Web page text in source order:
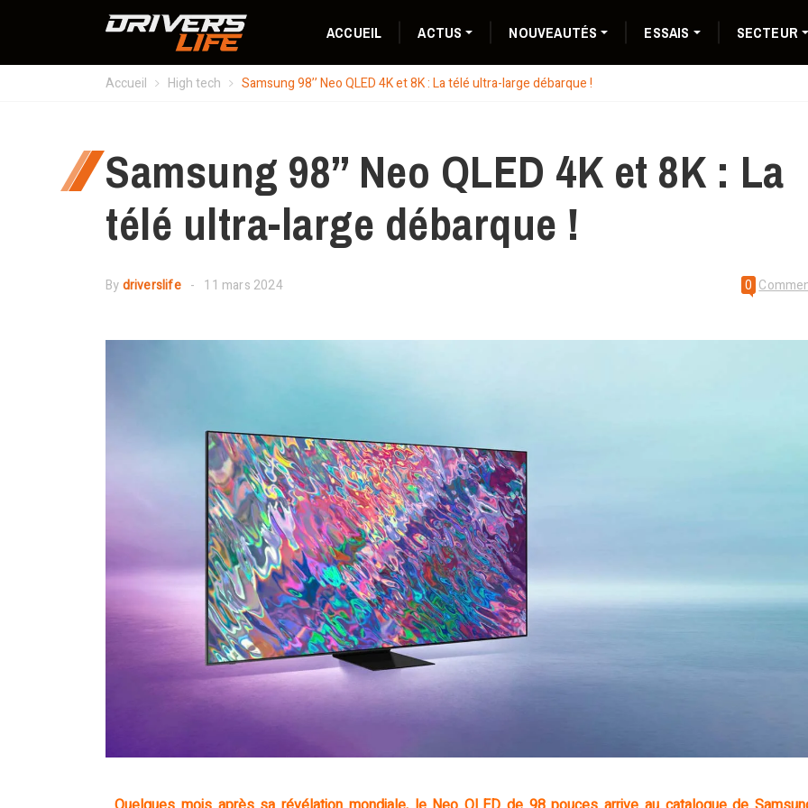
ACCUEIL ACTUS NOUVEAUTÉS ESSAIS SECTEUR
Accueil High tech Samsung 98’’ Neo QLED 4K et 8K : La télé ultra-large débarque !
Samsung 98’’ Neo QLED 4K et 8K : La
télé ultra-large débarque !
Bydriverslife 11 mars 2024 0